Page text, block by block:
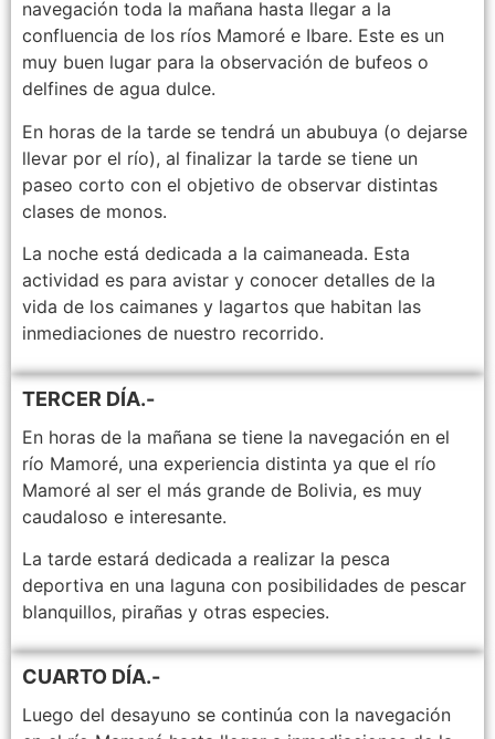
navegación toda la mañana hasta llegar a la
confluencia de los ríos Mamoré e Ibare. Este es un
muy buen lugar para la observación de bufeos o
delfines de agua dulce.
En horas de la tarde se tendrá un abubuya (o dejarse
llevar por el río), al finalizar la tarde se tiene un
paseo corto con el objetivo de observar distintas
clases de monos.
La noche está dedicada a la caimaneada. Esta
actividad es para avistar y conocer detalles de la
vida de los caimanes y lagartos que habitan las
inmediaciones de nuestro recorrido.
TERCER DÍA.-
En horas de la mañana se tiene la navegación en el
río Mamoré, una experiencia distinta ya que el río
Mamoré al ser el más grande de Bolivia, es muy
caudaloso e interesante.
La tarde estará dedicada a realizar la pesca
deportiva en una laguna con posibilidades de pescar
blanquillos, pirañas y otras especies.
CUARTO DÍA.-
Luego del desayuno se continúa con la navegación